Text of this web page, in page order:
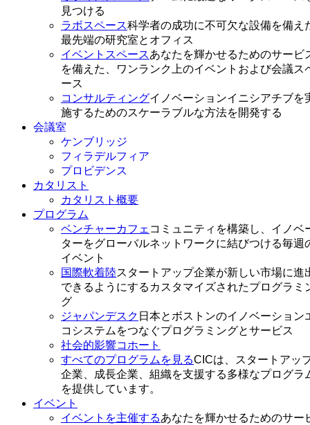
見つける
ラボスペース科学者の成功に不可欠な設備を備え
最先端の研究室とオフィス
イベントスペースあなたを輝かせるためのサービ
を備えた、ワンランク上のイベントおよび会議ス
ース
コンサルティングイノベーションイニシアチブを
施するためのスケーラブルな方法を開発する
会議室
ケンブリッジ
フィラデルフィア
プロビデンス
カタリスト
カタリスト概要
プログラム
ベンチャーカフェ コミュニティを構築し、イノベ
ターをグローバルネットワークに結びつける毎週
イベント
国際軟着陸スタートアップ企業が新しい市場に進
できるようにするカスタマイズされたプログラミ
グ
ジャパンデスク 日本とボストンのイノベーション
コシステムをつなぐプログラミングとサービス
社会的影響コホート
すべてのプログラムを見るCICは、スタートアッ
企業、成長企業、組織を支援する多様なプログラ
を提供しています。
イベント
イベントを主催するあなたを輝かせるためのサー